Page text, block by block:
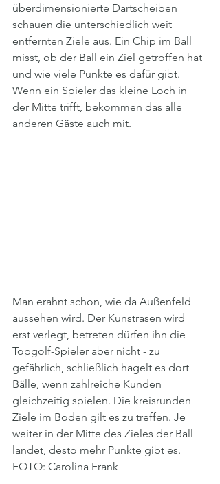
überdimensionierte Dartscheiben
schauen die unterschiedlich weit
entfernten Ziele aus. Ein Chip im Ball
misst, ob der Ball ein Ziel getroffen hat
und wie viele Punkte es dafür gibt.
Wenn ein Spieler das kleine Loch in
der Mitte trifft, bekommen das alle
anderen Gäste auch mit.
Man erahnt schon, wie da Außenfeld
aussehen wird. Der Kunstrasen wird
erst verlegt, betreten dürfen ihn die
Topgolf-Spieler aber nicht - zu
gefährlich, schließlich hagelt es dort
Bälle, wenn zahlreiche Kunden
gleichzeitig spielen. Die kreisrunden
Ziele im Boden gilt es zu treffen. Je
weiter in der Mitte des Zieles der Ball
landet, desto mehr Punkte gibt es.
FOTO: Carolina Frank